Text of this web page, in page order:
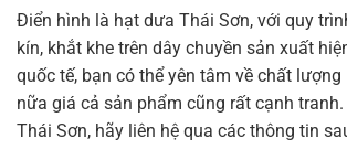
Điển hình là hạt dưa Thái Sơn, với quy
kín, khắt khe trên dây chuyền sản xuất
quốc tế, bạn có thể yên tâm về chất
nữa giá cả sản phẩm cũng rất cạnh
Thái Sơn, hãy liên hệ qua các thông tin